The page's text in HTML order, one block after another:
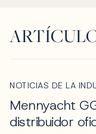
NOTICIAS DE LA
Mennyacht
distribuidor